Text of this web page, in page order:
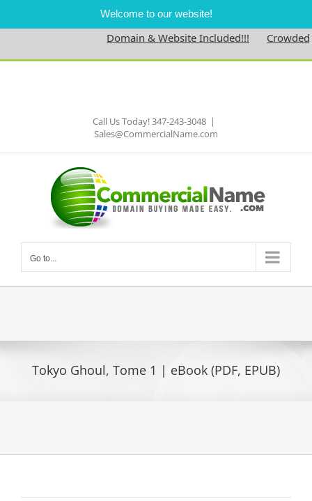
Welcome to our website!
Domain & Website Included!!!
Skip
Call Us Today! 347-243-3048 |
Sales@CommercialName.com
Go to...
Tokyo Ghoul, Tome 1 | eBook (PDF, EPUB)